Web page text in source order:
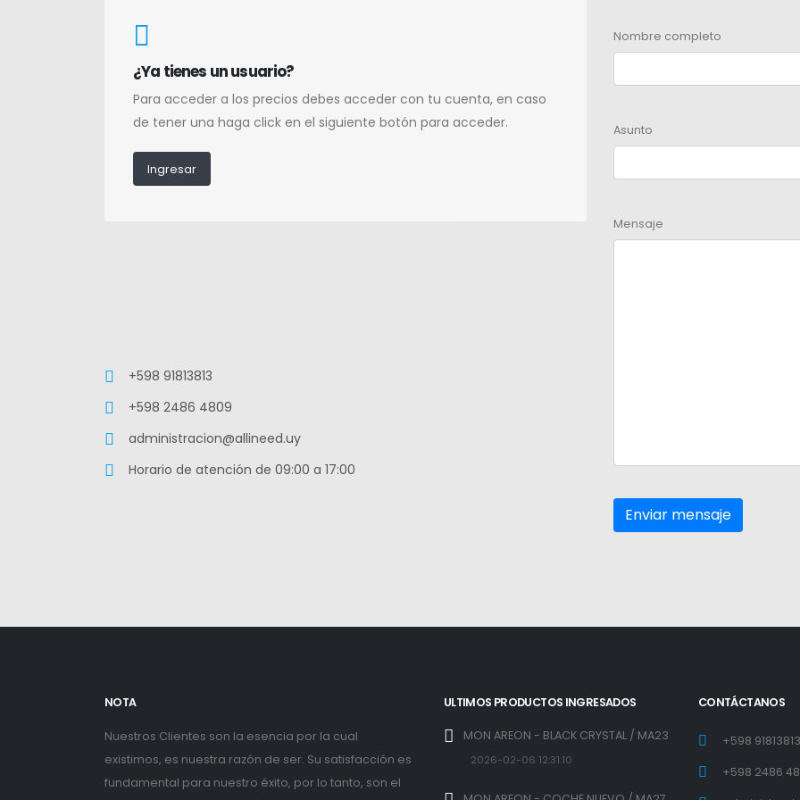
¿Ya tienes un usuario?
Para acceder a los precios debes acceder con tu cuenta, en caso
de tener una haga click en el siguiente botón para acceder.
Ingresar
+598 91813813
+598 2486 4809
administracion@allineed.uy
Horario de atención de 09:00 a 17:00
Nombre completo
Asunto
Mensaje
NOTA
Nuestros Clientes son la esencia por la cual
existimos, es nuestra razón de ser. Su satisfacción es
fundamental para nuestro éxito, por lo tanto, son el
ULTIMOS PRODUCTOS INGRESADOS
MON AREON - BLACK CRYSTAL / MA23
2026-02-06 12:31:10
CONTÁCTANOS
+598 91813813
+598 2486